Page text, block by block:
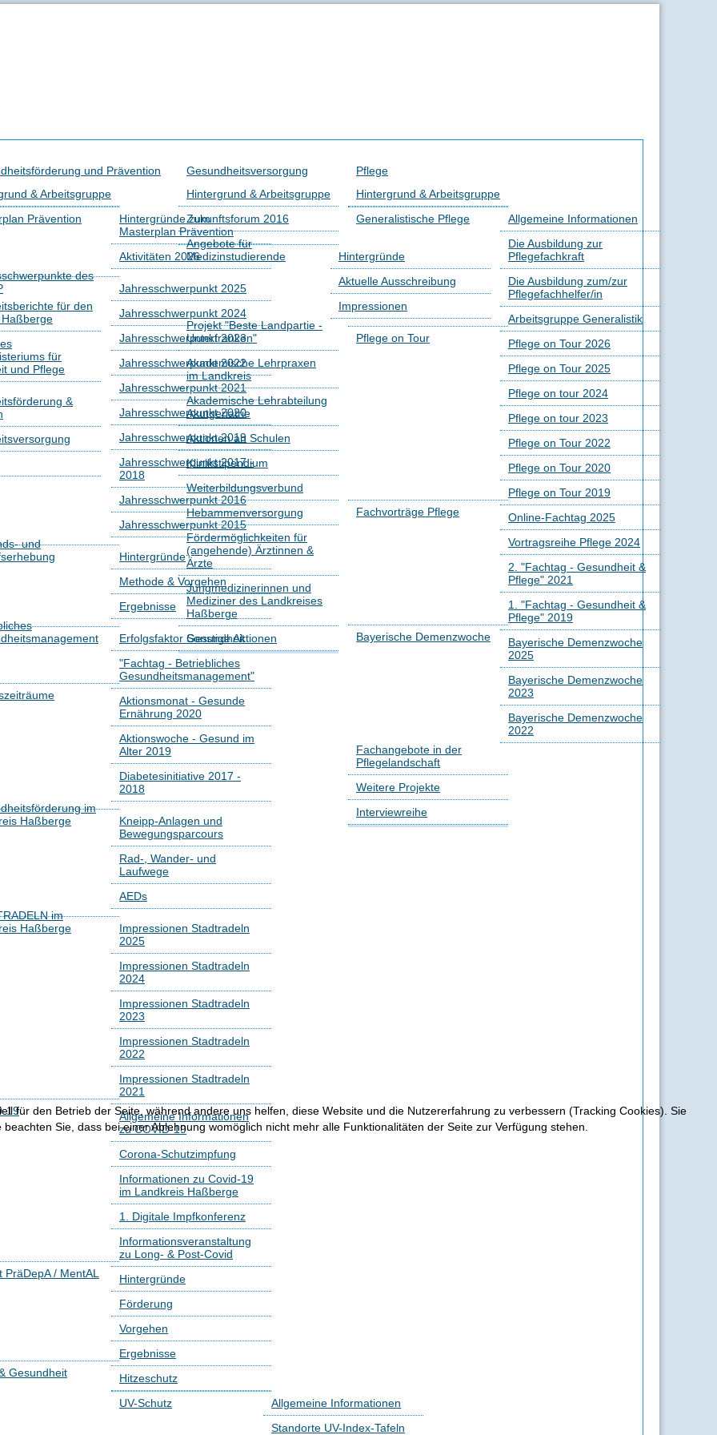
für den
für
und Pflege
&
und Prävention
& Arbeitsgruppe
Prävention
Hintergründe zum
Masterplan Prävention
Aktivitäten 2026
des
Jahresschwerpunkt 2025
Jahresschwerpunkt 2024
Jahresschwerpunkt 2023
Jahresschwerpunkt 2022
Jahresschwerpunkt 2021
Jahresschwerpunkt 2020
Jahresschwerpunkt 2019
Jahresschwerpunkt 2017 -
2018
Jahresschwerpunkt 2016
Jahresschwerpunkt 2015
und
Hintergründe
Methode & Vorgehen
Ergebnisse
Erfolgsfaktor Gesundheit
"Fachtag - Betriebliches
Gesundheitsmanagement"
Aktionsmonat - Gesunde
Ernährung 2020
Aktionswoche - Gesund im
Alter 2019
Diabetesinitiative 2017 -
2018
im
Haßberge
Kneipp-Anlagen und
Bewegungsparcours
Rad-, Wander- und
Laufwege
AEDs
im
Haßberge
Impressionen Stadtradeln
2025
Impressionen Stadtradeln
2024
Impressionen Stadtradeln
2023
Impressionen Stadtradeln
2022
Impressionen Stadtradeln
2021
19
Allgemeine Informationen
zu COVID-19
Corona-Schutzimpfung
Informationen zu Covid-19
im Landkreis Haßberge
1. Digitale Impfkonferenz
Informationsveranstaltung
zu Long- & Post-Covid
PräDepA / MentAL
Hintergründe
Förderung
Vorgehen
Ergebnisse
Gesundheit
Hitzeschutz
UV-Schutz
Allgemeine Informationen
Standorte UV-Index-Tafeln
Gesundheitsversorgung
Hintergrund & Arbeitsgruppe
Zukunftsforum 2016
Angebote für
Medizinstudierende
Hintergründe
Aktuelle Ausschreibung
Impressionen
Projekt "Beste Landpartie -
Unterfranken"
Akademische Lehrpraxen
im Landkreis
Akademische Lehrabteilung
Akutgeriatrie
Aktionen an Schulen
Klinikstipendium
Weiterbildungsverbund
Hebammenversorgung
Fördermöglichkeiten für
(angehende) Ärztinnen &
Ärzte
Jungmedizinerinnen und
Mediziner des Landkreises
Haßberge
Sonstige Aktionen
Pflege
Hintergrund & Arbeitsgruppe
Generalistische Pflege
Allgemeine Informationen
Die Ausbildung zur
Pflegefachkraft
Die Ausbildung zum/zur
Pflegefachhelfer/in
Arbeitsgruppe Generalistik
Pflege on Tour
Pflege on Tour 2026
Pflege on Tour 2025
Pflege on tour 2024
Pflege on tour 2023
Pflege on Tour 2022
Pflege on Tour 2020
Pflege on Tour 2019
Fachvorträge Pflege
Online-Fachtag 2025
Vortragsreihe Pflege 2024
2. "Fachtag - Gesundheit &
Pflege" 2021
1. "Fachtag - Gesundheit &
Pflege" 2019
Bayerische Demenzwoche
Bayerische Demenzwoche
2025
Bayerische Demenzwoche
2023
Bayerische Demenzwoche
2022
Fachangebote in der
Pflegelandschaft
Weitere Projekte
Interviewreihe
für den Betrieb der Seite, während andere uns helfen, diese Website und die Nutzererfahrung zu verbessern (Tracking Cookies). Sie
Sie, dass bei einer Ablehnung womöglich nicht mehr alle Funktionalitäten der Seite zur Verfügung stehen.